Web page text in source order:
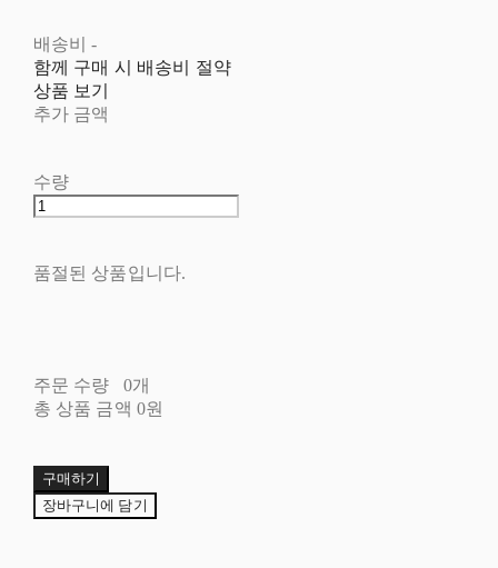
배송비-
함께 구매 시 배송비 절약
상품 보기
추가 금액
수량
품절된 상품입니다.
주문 수량
0개
총 상품 금액 0원
구매하기
장바구니에 담기